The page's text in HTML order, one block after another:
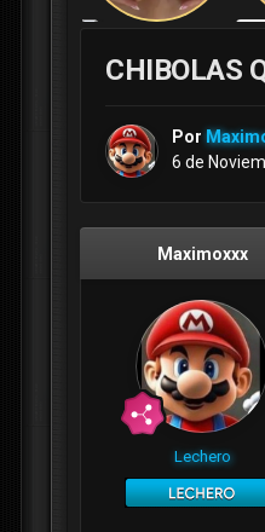
CHIBOLAS
Por
6 de
Maximoxxx
Lechero